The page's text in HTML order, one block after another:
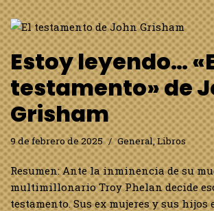
Estoy leyendo…
testamento» de
Grisham
9 de febrero de 2025 General,Libros
Resumen: Ante la inminencia de su
multimillonario Troy Phelan decide
testamento. Sus ex mujeres y sus hijos